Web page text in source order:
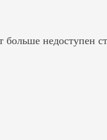
недоступен